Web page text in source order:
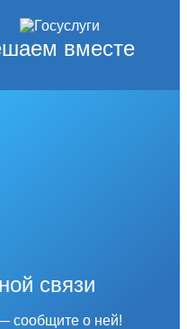
вместе
связи
сообщите о ней!